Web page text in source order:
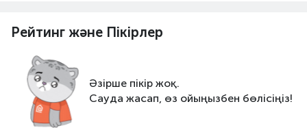
Рейтинг және Пікірлер
Әзірше пікір жоқ.
Сауда жасап, өз ойыңызбен бөлісіңіз!